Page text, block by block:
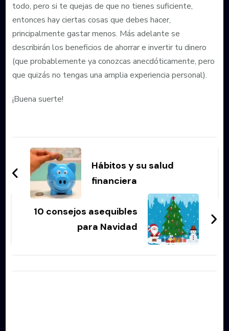
todo, pero si te quejas de que no tienes suficiente,
entonces hay ciertas cosas que debes hacer,
principalmente gastar menos. Más adelante se
describirán los beneficios de ahorrar e invertir tu dinero
(que probablemente ya conozcas anecdóticamente, pero
que quizás no tengas una amplia experiencia personal).
¡Buena suerte!
Navegación
de
entradas
Hábitos y su salud
financiera
10 consejos asequibles
para Navidad